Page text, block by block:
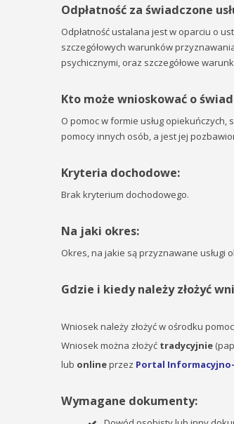
Odpłatność za świadczone
Odpłatność ustalana jest w oparciu o
szczegółowych warunków
psychicznymi, oraz szczegółowe
Kto może wnioskować o
O pomoc w formie usług
pomocy innych osób, a jest jej
Kryteria dochodowe:
Brak kryterium dochodowego.
Na jaki okres:
Okres, na jakie są przyznawane usługi
Gdzie i kiedy należy złożyć
Wniosek należy złożyć w ośrodku
Wniosek można złożyć tradycyjnie
lub onlineprzez Portal Informacyjno-
Wymagane dokumenty: